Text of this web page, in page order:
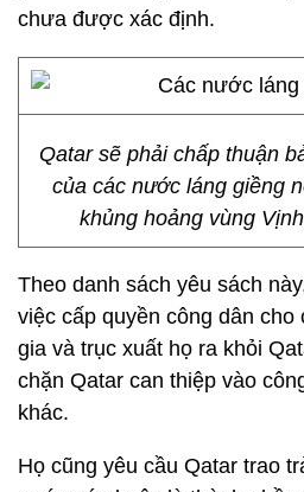
chưa được xác định.
Qatar sẽ phải chấp thuận
của các nước láng giềng
khủng hoảng vùng
Theo danh sách yêu sách
việc cấp quyền công dân cho
gia và trục xuất họ ra khỏi
chặn Qatar can thiệp vào
khác.
Họ cũng yêu cầu Qatar trao